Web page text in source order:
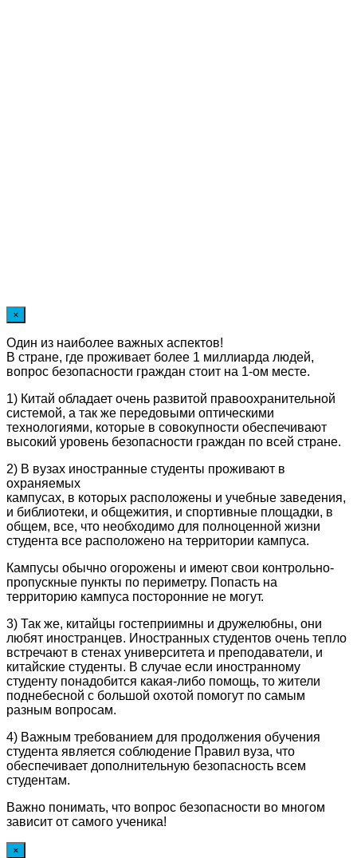
×
Один из наиболее важных аспектов!
В стране, где проживает более 1 миллиарда людей,
вопрос безопасности граждан стоит на 1-ом месте.
1) Китай обладает очень развитой правоохранительной
системой, а так же передовыми оптическими
технологиями, которые в совокупности обеспечивают
высокий уровень безопасности граждан по всей стране.
2) В вузах иностранные студенты проживают в
охраняемых
кампусах, в которых расположены и учебные заведения,
и библиотеки, и общежития, и спортивные площадки, в
общем, все, что необходимо для полноценной жизни
студента все расположено на территории кампуса.
Кампусы обычно огорожены и имеют свои контрольно-
пропускные пункты по периметру. Попасть на
территорию кампуса посторонние не могут.
3) Так же, китайцы гостеприимны и дружелюбны, они
любят иностранцев. Иностранных студентов очень тепло
встречают в стенах университета и преподаватели, и
китайские студенты. В случае если иностранному
студенту понадобится какая-либо помощь, то жители
поднебесной с большой охотой помогут по самым
разным вопросам.
4) Важным требованием для продолжения обучения
студента является соблюдение Правил вуза, что
обеспечивает дополнительную безопасность всем
студентам.
Важно понимать, что вопрос безопасности во многом
зависит от самого ученика!
×